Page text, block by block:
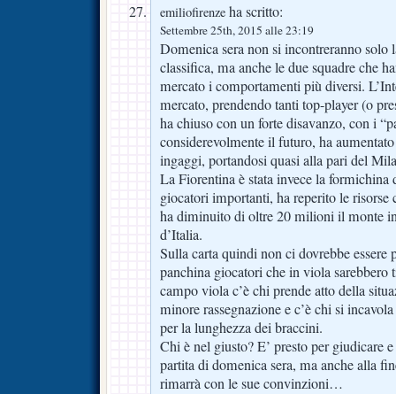
emiliofirenze ha scritto:
Settembre 25th, 2015 alle 23:19
Domenica sera non si incontreranno solo
classifica, ma anche le due squadre che
mercato i comportamenti più diversi.
mercato, prendendo tanti top-player (o
ha chiuso con un forte disavanzo, con i
considerevolmente il futuro, ha
ingaggi, portandosi quasi alla pari del
La Fiorentina è stata invece la formichina
giocatori importanti, ha reperito le risorse
ha diminuito di oltre 20 milioni il monte
d’Italia.
Sulla carta quindi non ci dovrebbe essere
panchina giocatori che in viola
campo viola c’è chi prende atto della
minore rassegnazione e c’è chi si
per la lunghezza dei braccini.
Chi è nel giusto? E’ presto per giudicare
partita di domenica sera, ma anche alla
rimarrà con le sue convinzioni…